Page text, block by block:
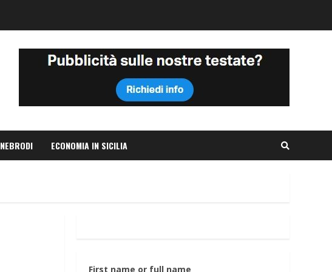
NEBRODI ECONOMIA IN SICILIA
First name or full name